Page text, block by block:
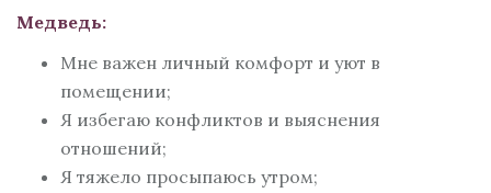
Медведь:
Мне важен личный комфорт и уют в
помещении;
Я избегаю конфликтов и выяснения
отношений;
Я тяжело просыпаюсь утром;